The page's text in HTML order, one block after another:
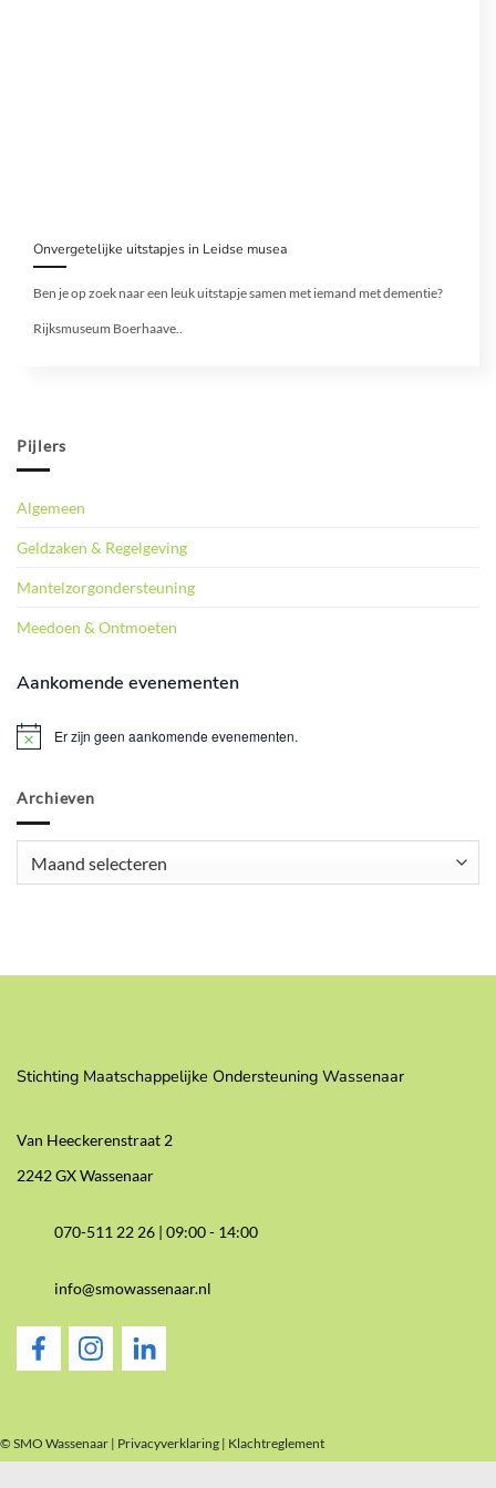
Pijlers
Algemeen
Geldzaken & Regelgeving
Mantelzorgondersteuning
Meedoen & Ontmoeten
Aankomende evenementen
BerichtEr zijn geen aankomende evenementen.
Archieven
Onvergetelijke uitstapjes in Leidse musea
Ben je op zoek naar een leuk uitstapje samen met iemand met dementie?
Rijksmuseum Boerhaave..
Stichting Maatschappelijke Ondersteuning Wassenaar
Van Heeckerenstraat 2
2242 GX Wassenaar
070-511 22 26 |09:00 - 14:00
info@smowassenaar.nl
© SMO Wassenaar | Privacyverklaring | Klachtreglement